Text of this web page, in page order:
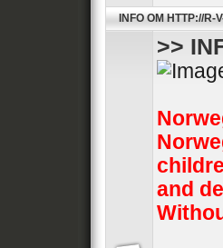
INFO OM HTTP://R-
>>
and